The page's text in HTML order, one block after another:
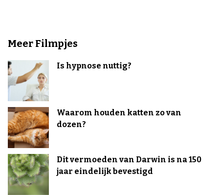
Meer Filmpjes
Is hypnose nuttig?
Waarom houden katten zo van
dozen?
Dit vermoeden van Darwin is na 150
jaar eindelijk bevestigd